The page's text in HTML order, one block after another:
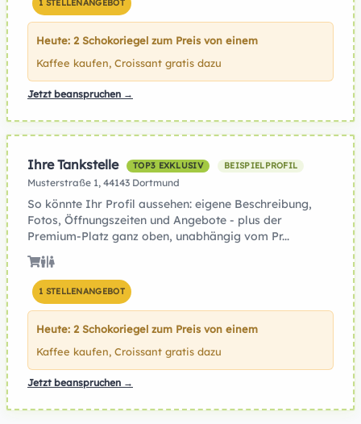
1 STELLENANGEBOT
Heute: 2 Schokoriegel zum Preis von einem
Kaffee kaufen, Croissant gratis dazu
Jetzt beanspruchen →
Ihre Tankstelle TOP3 EXKLUSIV BEISPIELPROFIL
Musterstraße 1, 44143 Dortmund
So könnte Ihr Profil aussehen: eigene Beschreibung,
Fotos, Öffnungszeiten und Angebote - plus der
Premium-Platz ganz oben, unabhängig vom Pr...
1 STELLENANGEBOT
Heute: 2 Schokoriegel zum Preis von einem
Kaffee kaufen, Croissant gratis dazu
Jetzt beanspruchen →